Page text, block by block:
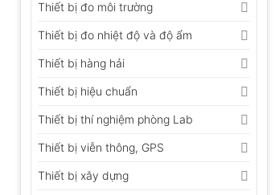
Thiết bị đo môi trường
Thiết bị đo nhiệt độ và độ ẩm
Thiết bị hàng hải
Thiết bị hiệu chuẩn
Thiết bị thí nghiệm phòng Lab
Thiết bị viễn thông, GPS
Thiết bị xây dựng